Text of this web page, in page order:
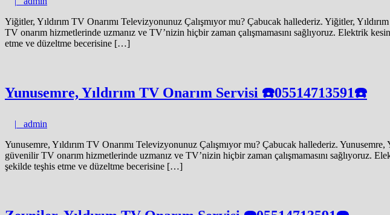
Yiğitler, Yıldırım TV Onarımı Televizyonunuz Çalışmıyor mu? Çabucak hallederiz. Yiğitler,
TV onarım hizmetlerinde uzmanız ve TV’nizin hiçbir zaman çalışmamasını sağlıyoruz. Elektrik
etme ve düzeltme becerisine […]
Yunusemre, Yıldırım TV Onarım Servisi ☎️05514713591☎️
| admin
Yunusemre, Yıldırım TV Onarımı Televizyonunuz Çalışmıyor mu? Çabucak hallederiz.
güvenilir TV onarım hizmetlerinde uzmanız ve TV’nizin hiçbir zaman çalışmamasını sağlıyoruz.
şekilde teşhis etme ve düzeltme becerisine […]